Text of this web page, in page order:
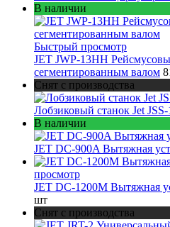
В наличии
Быстрый просмотр
JET JWP-13HH
сегментированным валом
Снят с производства
Лобзиковый станок Jet
В наличии
JET DC-900A Вытяжная
просмотр
JET DC-1200M Вытяжная
шт
Снят с производства